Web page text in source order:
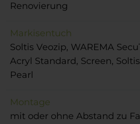
Renovierung
Markisentuch
Soltis Veozip, WAREMA
Acryl Standard, Screen,
Pearl
Montage
mit oder ohne Abstand zu